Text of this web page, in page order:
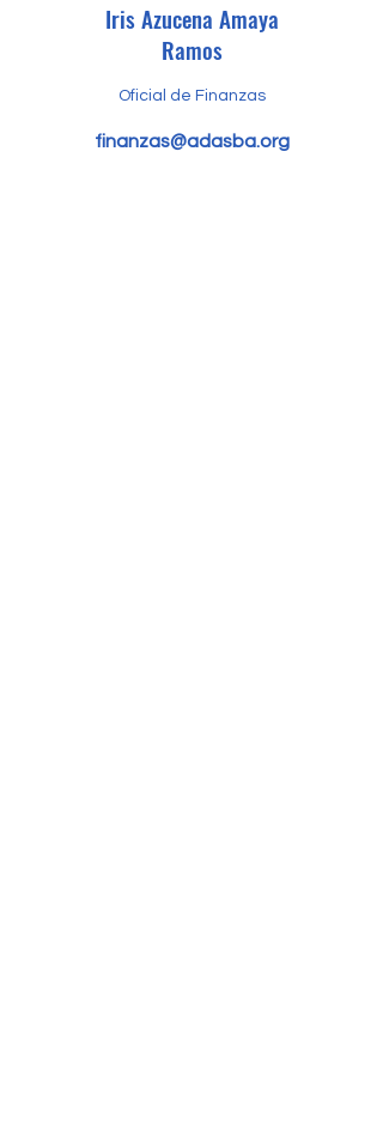
Iris Azucena Amaya
Ramos
Oficial de Finanzas
finanzas@adasba.org